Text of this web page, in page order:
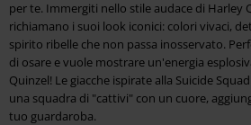
per te. Immergiti nello stile audace di Harley
richiamano i suoi look iconici: colori vivaci,
spirito ribelle che non passa inosservato.
di osare e vuole mostrare un'energia
Quinzel! Le giacche ispirate alla Suicide
una squadra di "cattivi" con un cuore,
tuo guardaroba.